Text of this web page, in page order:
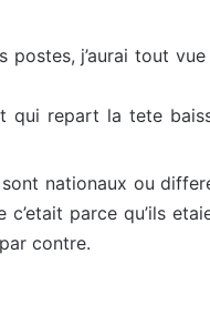
j’aurai tout
repart la tete
nationaux ou
parce qu’ils
contre.